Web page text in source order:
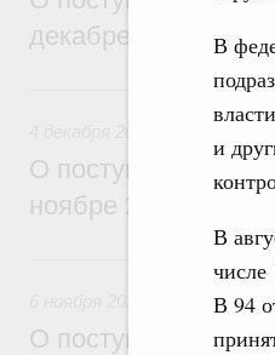
В
и
В
числе
В 94
декабре 2025 года
О поступивших в
ноябре 2025 года
О поступивших в